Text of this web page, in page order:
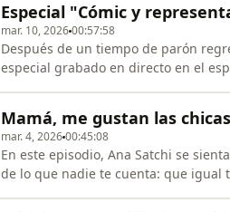
una entidad que recla
Especial "Cómic y
mar. 10, 202600:57:58
Después de un tiempo de parón
especial grabado en directo en el
contenido.Hablo de las primeras
Mamá, me gustan las chicas
mar. 4, 202600:45:08
En este episodio, Ana Satchi se
de lo que nadie te cuenta: que igual